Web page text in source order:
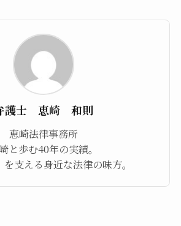
護士 恵崎 和則
恵崎法律事務所
と歩む40年の実績。
を支える身近な法律の味方。